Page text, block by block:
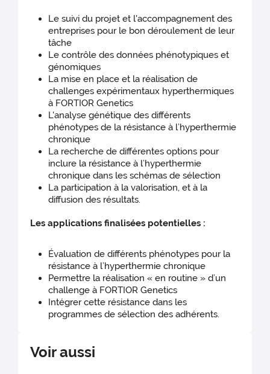
Le suivi du projet et l'accompagnement des
entreprises pour le bon déroulement de leur
tâche
Le contrôle des données phénotypiques et
génomiques
La mise en place et la réalisation de
challenges expérimentaux hyperthermiques
à FORTIOR Genetics
L'analyse génétique des différents
phénotypes de la résistance à l’hyperthermie
chronique
La recherche de différentes options pour
inclure la résistance à l’hyperthermie
chronique dans les schémas de sélection
La participation à la valorisation, et à la
diffusion des résultats.
Les applications finalisées potentielles :
Évaluation de différents phénotypes pour la
résistance à l’hyperthermie chronique
Permettre la réalisation « en routine » d’un
challenge à FORTIOR Genetics
Intégrer cette résistance dans les
programmes de sélection des adhérents.
Voir aussi